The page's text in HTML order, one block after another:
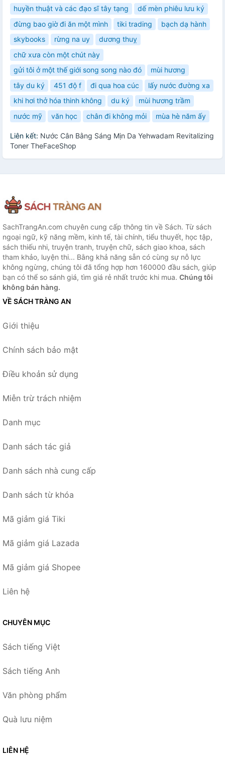
huyền thuật và các đạo sĩ tây tạng
dế mèn phiêu lưu ký
đừng bao giờ đi ăn một mình
tiki trading
bạch dạ hành
skybooks
rừng na uy
dương thuỵ
chữ xưa còn một chút này
gửi tôi ở một thế giới song song nào đó
mùi hương
tây du ký
451 độ f đi qua hoa cúc
lấy nước đường xa
khi hơi thở hóa thinh không
du ký
mùi hương trầm
nước mỹ
văn học chân đi không mỏi mùa hè năm ấy
Liên kết: Nước Cân Bằng Sáng Mịn Da Yehwadam Revitalizing
Toner TheFaceShop
SachTrangAn.com chuyên cung cấp thông tin về Sách. Từ sách
ngoại ngữ, kỹ năng mềm, kinh tế, tài chính, tiểu thuyết, học tập,
sách thiếu nhi, truyện tranh, truyện chữ, sách giao khoa, sách
tham khảo, luyện thi... Bằng khả năng sẵn có cùng sự nỗ lực
không ngừng, chúng tôi đã tổng hợp hơn 160000 đầu sách, giúp
bạn có thể so sánh giá, tìm giá rẻ nhất trước khi mua. Chúng tôi
không bán hàng.
VỀ SÁCH TRÀNG AN
Giới thiệu
Chính sách bảo mật
Điều khoản sử dụng
Miễn trừ trách nhiệm
Danh mục
Danh sách tác giả
Danh sách nhà cung cấp
Danh sách từ khóa
Mã giảm giá Tiki
Mã giảm giá Lazada
Mã giảm giá Shopee
Liên hệ
CHUYÊN MỤC
Sách tiếng Việt
Sách tiếng Anh
Văn phòng phẩm
Quà lưu niệm
LIÊN HỆ